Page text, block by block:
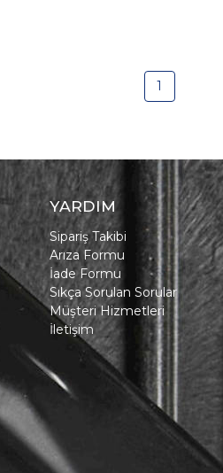
1
YARDIM
Sipariş Takibi
Arıza Formu
İade Formu
Sıkça Sorulan Sorular
Müşteri Hizmetleri
İletişim